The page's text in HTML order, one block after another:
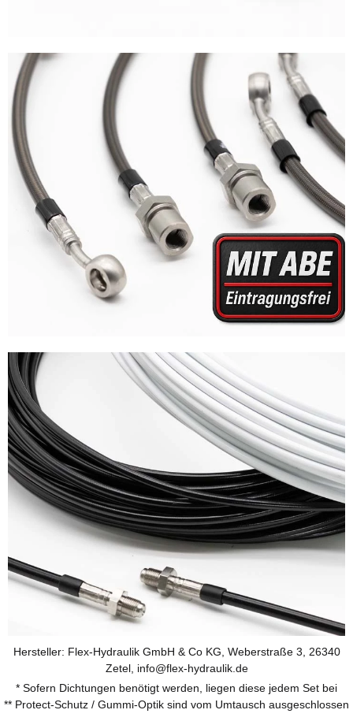
Hersteller: Flex-Hydraulik GmbH & Co KG, Weberstraße 3, 26340
Zetel, info@flex-hydraulik.de
* Sofern Dichtungen benötigt werden, liegen diese jedem Set bei
** Protect-Schutz / Gummi-Optik sind vom Umtausch ausgeschlossen